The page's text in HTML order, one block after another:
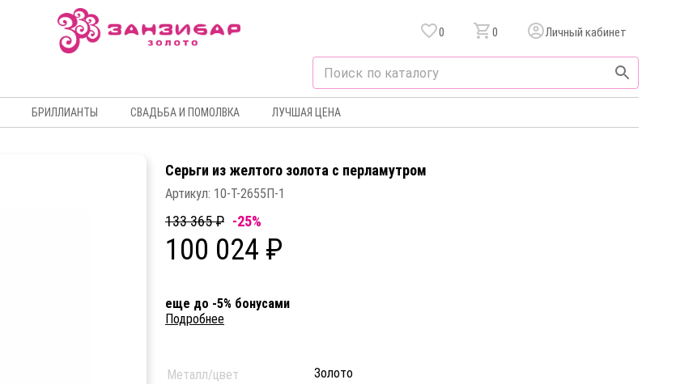
0 0 Личный кабинет
БРИЛЛИАНТЫ СВАДЬБА И ПОМОЛВКА ЛУЧШАЯ ЦЕНА
Серьги из желтого золота c перламутром
Артикул: 10-Т-2655П-1
133 365 ₽ -25%
100 024 ₽
еще до -5% бонусами
Подробнее
Металл/цвет
Золото